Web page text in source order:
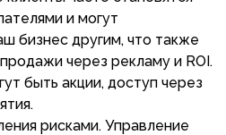
и могут
бизнес другим, что также
через рекламу и ROI.
быть акции, доступ через
рисками. Управление